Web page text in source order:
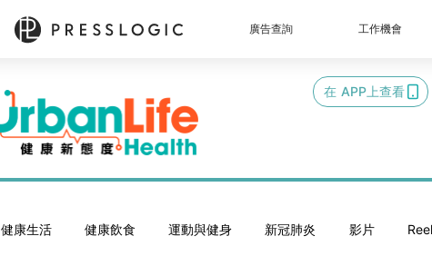
廣告查詢 工作機會
在 APP上查看
健康生活 健康飲食 運動與健身 新冠肺炎 影片